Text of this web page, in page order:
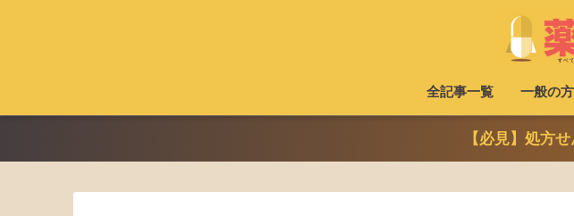
全記事一覧 一般の
【必見】処方